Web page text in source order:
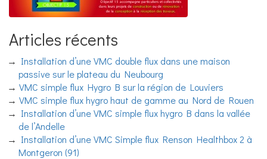
Articles récents
Installation d’une VMC double flux dans une maison
passive sur le plateau du Neubourg
VMC simple flux Hygro B sur la région de Louviers
VMC simple flux hygro haut de gamme au Nord de Rouen
Installation d’une VMC simple flux hygro B dans la vallée
de l’Andelle
Installation d’une VMC Simple flux Renson Healthbox 2 à
Montgeron (91)